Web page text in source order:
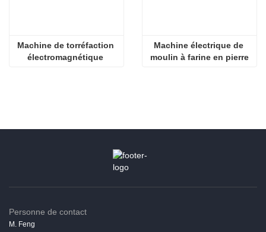
Machine de torréfaction
électromagnétique
Machine électrique de
moulin à farine en pierre
Personne de contact
M. Feng